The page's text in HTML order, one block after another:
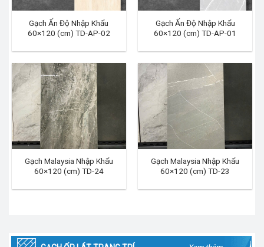
Gạch Ấn Độ Nhập Khẩu
60×120 (cm) TD-AP-02
Gạch Ấn Độ Nhập Khẩu
60×120 (cm) TD-AP-01
Gạch Malaysia Nhập Khẩu
60×120 (cm) TD-24
Gạch Malaysia Nhập Khẩu
60×120 (cm) TD-23